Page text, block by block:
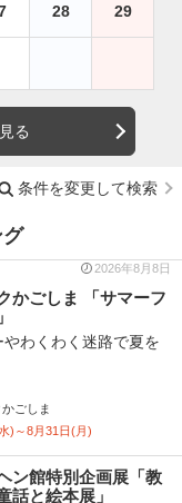
28 29
る
条件を変更して検索
2026年8月8日
かごしま 「サマーフ
やわくわく迷路で夏を
ごしま
)～8月31日(月)
ン館特別企画展「教
話と絵本展」